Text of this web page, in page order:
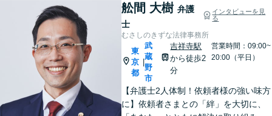
舩間 大樹 弁護
士
インタビューを見
る
むさしのきずな法律事務所
東
京
都
|
武
蔵
野
市
吉祥寺駅
から徒歩2
分
営業時間：09:00~
20:00（平日）
【弁護士2人体制！依頼者様の強い味方
に】依頼者さまとの「絆」を大切に、